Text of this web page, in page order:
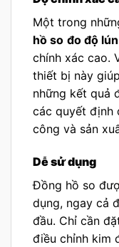
Một trong
hồ so đo độ
chính xác cao.
thiết bị này
những kết quả
các quyết định
công và sản
Dễ sử dụng
Đồng hồ so
dụng, ngay cả
đầu. Chỉ cần
điều chỉnh kim